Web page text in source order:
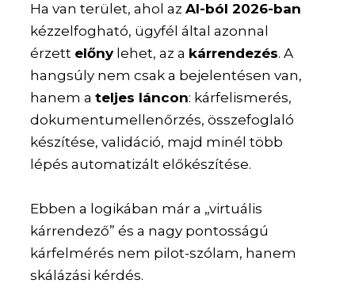
Ha van terület, ahol azAI-ból 2026-ban
kézzelfogható, ügyfél által azonnal
érzett előnylehet, az a kárrendezés. A
hangsúly nem csak a bejelentésen van,
hanem ateljes láncon: kárfelismerés,
dokumentumellenőrzés, összefoglaló
készítése, validáció, majd minél több
lépés automatizált előkészítése.
Ebben a logikában már a „virtuális
kárrendező” és a nagy pontosságú
kárfelmérés nem pilot-szólam, hanem
skálázási kérdés.